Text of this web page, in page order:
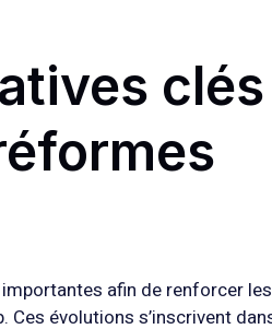
afin de renforcer
évolutions s’inscrivent